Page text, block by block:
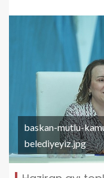
baskan-mutlu-
belediyeyiz.jpg